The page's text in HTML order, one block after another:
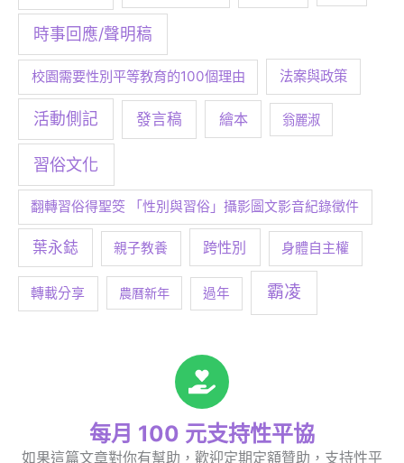
時事回應/聲明稿
校園需要性別平等教育的100個理由 法案與政策
活動側記 發言稿 繪本 翁麗淑
習俗文化
翻轉習俗得聖筊 「性別與習俗」攝影圖文影音紀錄徵件
葉永鋕 親子教養 跨性別 身體自主權
轉載分享 農曆新年 過年 霸凌
每月 100 元支持性平協
如果這篇文章對你有幫助，歡迎定期定額贊助，支持性平